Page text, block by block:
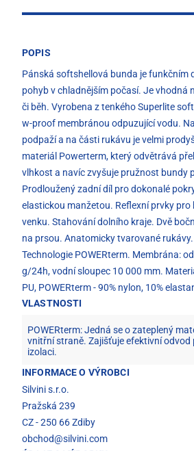
POPIS
Pánská softshellová bunda je funkčním
pohyb v chladnějším počasí. Je vhodná
či běh. Vyrobena z tenkého Superlite
w-proof membránou odpuzující vodu.
podpaží a na části rukávu je velmi
materiál Powerterm, který odvětrává
vlhkost a navíc zvyšuje pružnost bundy
Prodloužený zadní díl pro dokonalé
elastickou manžetou. Reflexní prvky pro
venku. Stahování dolního kraje. Dvě
na prsou. Anatomicky tvarované rukávy.
Technologie POWERterm. Membrána:
g/24h, vodní sloupec 10 000 mm.
PU, POWERterm - 90% nylon, 10%
VLASTNOSTI
POWERterm: Jedná se o zateplený
vnitřní straně. Zajišťuje efektivní odvod
izolaci.
INFORMACE O VÝROBCI
Silvini s.r.o.
Pražská 239
CZ - 250 66 Zdiby
obchod@silvini.com